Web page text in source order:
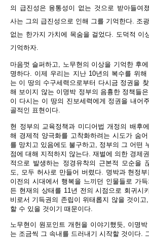
의 급진성은 융통성이 없는 것으로 받아들여
사는 그의 급진성으로 인해 그를 기억한다. 조
없는 한가지 가치에 목숨을 걸었다. 도덕적 이
기억하자.
마음껏 슬퍼하고, 노무현의 이상을 기억한 후
명하다. 이제 우리는 지난 10년의 복수를 위
는 이 땅의 수구세력으로부터 다시금 정권을
해 보이지 않는 이명박 정부의 음흉한 정책들
이 다시는 이 땅의 진보세력에게 정권을 내어
골적인 표현이다.
현 정부의 교육정책과 미디어법 개정의 배후
해 경제적 양극화를 고착화하려는 시도가 숨
를 망치고 있음에도 불구하고, 정부의 그 어떤
점에 대해 지적하지 않는다. 재벌에 의한 경제
적으로 발생하는 정경유착의 근본적 모순을
도, 모두 허사로 만들어 버렸다. 명박과 현정
이전의 시대에서 행복을 느끼던 인물들로 가
든 현재의 상태를 11년 전의 시점으로 회귀시
비로서 기득권의 존립이 위태롭지 않을 것이
할 수 있을 것이기 때문이다.
노무현이 원포인트 개헌을 이야기했듯, 이명
는 조금씩 그 속내를 드러내기 시작할 것이다.